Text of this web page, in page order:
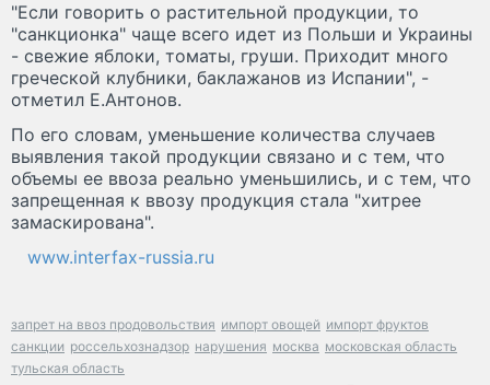
"Если говорить о растительной продукции, то
"санкционка" чаще всего идет из Польши и Украины
- свежие яблоки, томаты, груши. Приходит много
греческой клубники, баклажанов из Испании", -
отметил Е.Антонов.
По его словам, уменьшение количества случаев
выявления такой продукции связано и с тем, что
объемы ее ввоза реально уменьшились, и с тем, что
запрещенная к ввозу продукция стала "хитрее
замаскирована".
www.interfax-russia.ru
запрет на ввоз продовольствия импорт овощей импорт фруктов
санкции россельхознадзор нарушения москва московская область
тульская область